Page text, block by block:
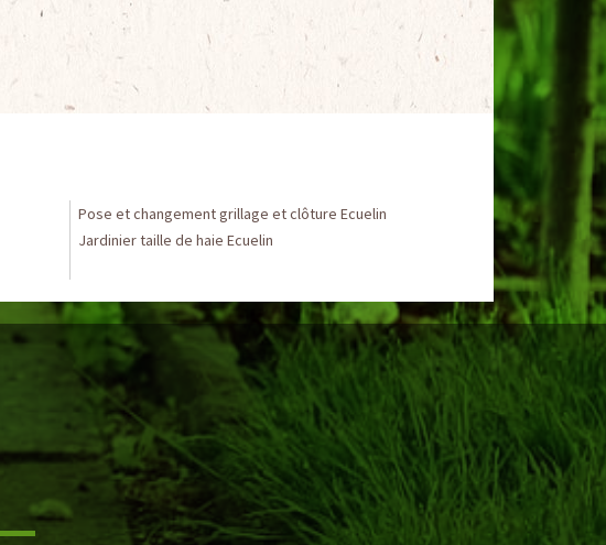
Pose et changement grillage et clôture Ecuelin
Jardinier taille de haie Ecuelin